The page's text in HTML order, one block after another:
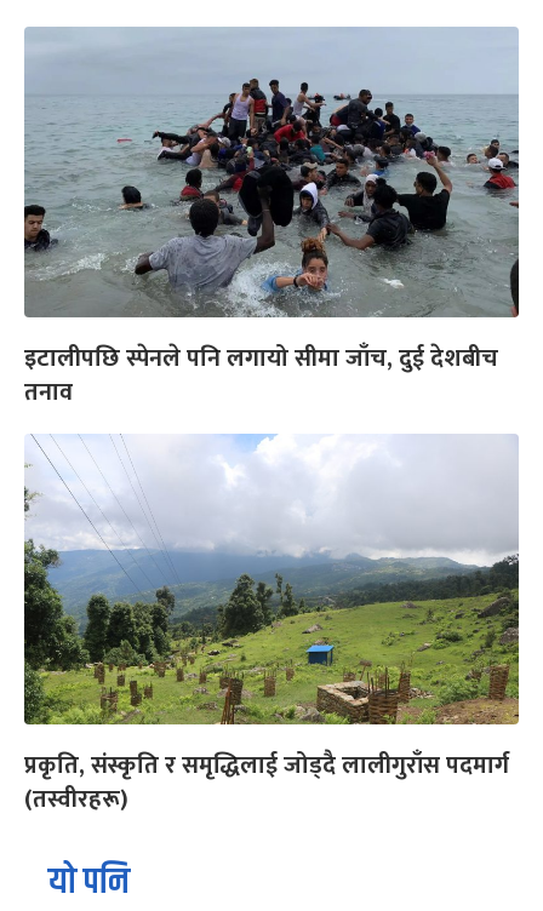
इटालीपछि स्पेनले पनि लगायो सीमा जाँच, दुई देशबीच
तनाव
प्रकृति, संस्कृति र समृद्धिलाई जोड्दै लालीगुराँस पदमार्ग
(तस्वीरहरू)
यो पनि